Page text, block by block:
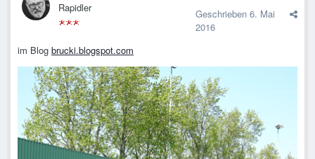
Rapidler Geschrieben 6. Mai
2016
im Blog brucki.blogspot.com